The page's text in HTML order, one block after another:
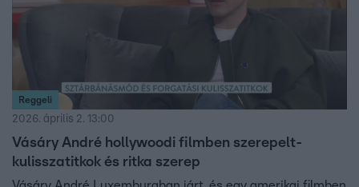
Reggeli
2026. április 2. 13:00
Vásáry André hollywoodi filmben szerepelt-
kulisszatitkok és ritka szerep